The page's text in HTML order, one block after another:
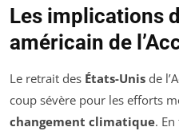
Les implications
américain de
Le retrait des États-Unis de
coup sévère pour les efforts
changement climatique.